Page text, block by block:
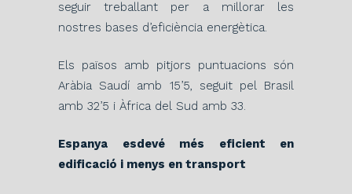
seguir treballant per a millorar les
nostres bases d’eficiència energètica.
Els països amb pitjors puntuacions són
Aràbia Saudí amb 15’5, seguit pel Brasil
amb 32’5 i Àfrica del Sud amb 33.
Espanya esdevé més eficient en
edificació i menys en transport